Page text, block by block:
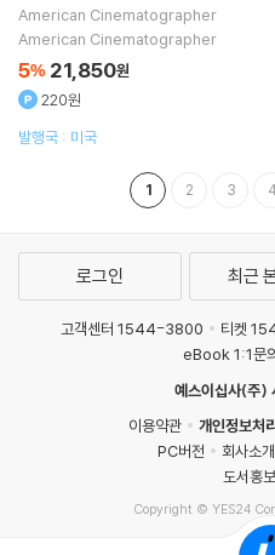
American Cinematographer
American Cinematographer
5% 21,850원
220원
발행국 : 미국
1 2 3 4
로그인 최근
고객센터 1544-3800 티켓
eBook 1:1문
예스이십사(주)
이용약관
개인정보처
PC버전
회사소개
도서홍보
Copyright © YES24